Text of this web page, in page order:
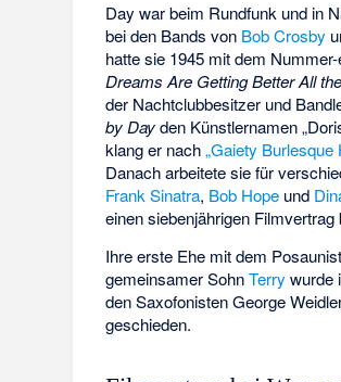
Day war beim Rundfunk und in
bei den Bands von Bob Crosby
hatte sie 1945 mit dem
Dreams Are Getting Better All
der Nachtclubbesitzer und
by Dayden Künstlernamen
klang er nach„Gaiety Burlesque
Danach arbeitete sie für
Frank Sinatra, Bob Hope und
einen siebenjährigen
Ihre erste Ehe mit dem
gemeinsamer SohnTerry wurde
den Saxofonisten George
geschieden.